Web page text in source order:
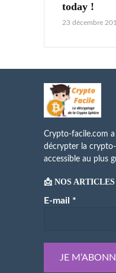
today !
23 décembre
Crypto-facile.com
décrypter la
accessible au plus
📩 NOS
E-mail *